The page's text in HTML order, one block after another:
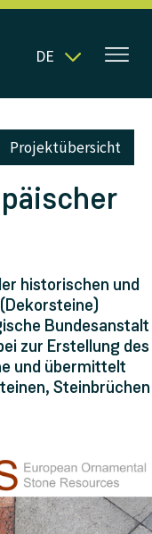
DE
Projektübersicht
historischen und
Bundesanstalt
zur Erstellung des
und übermittelt
Steinbrüchen